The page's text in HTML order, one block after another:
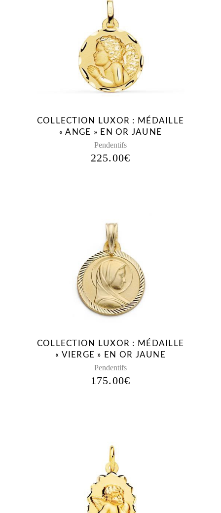
COLLECTION LUXOR : MÉDAILLE
« ANGE » EN OR JAUNE
Pendentifs
225.00€
COLLECTION LUXOR : MÉDAILLE
« VIERGE » EN OR JAUNE
Pendentifs
175.00€